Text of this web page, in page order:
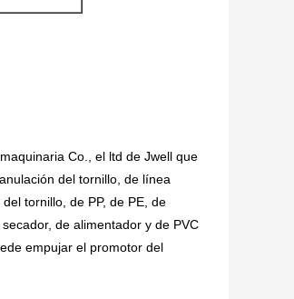
Co., el ltd de Jwell que
del tornillo, de línea
tornillo, de PP, de PE, de
de alimentador y de PVC
empujar el promotor del